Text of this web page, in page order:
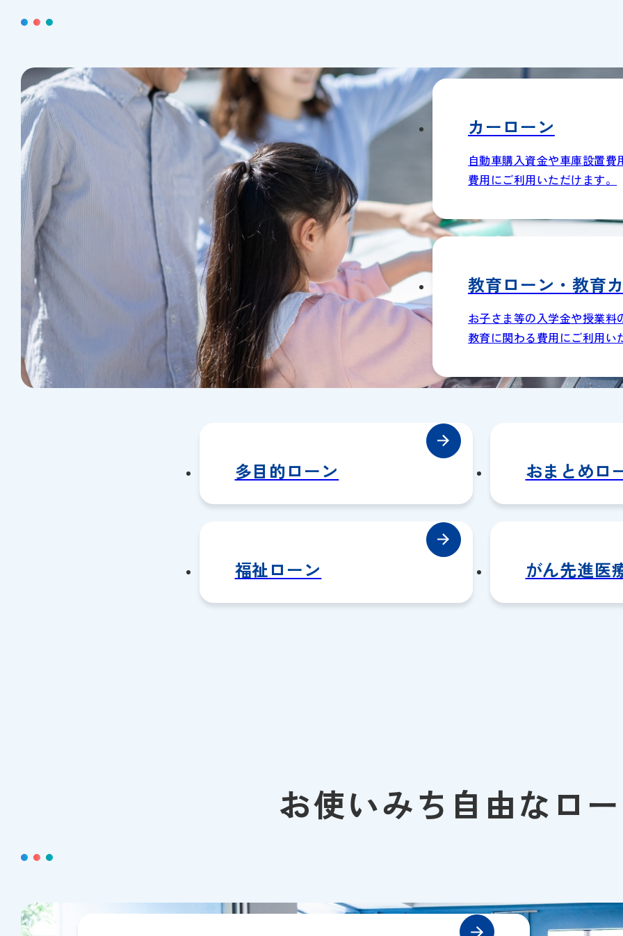
カーローン
自動車購入資金や車庫設置
費用にご利用いただけます。
教育ローン・ 教育
お子さま等の入学金や授業
教育に関わる費用にご利用い
多目的ローン おまとめロ
福祉ローン がん先進医
お使いみち自由なロ